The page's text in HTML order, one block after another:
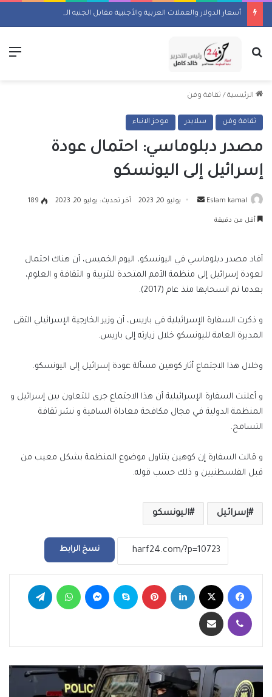
بحث عن
الرئيسية / ثقافة وفن
ثقافة وفن سلايدر موجز الانباء
مصدر دبلوماسي: احتمال عودة
إسرائيل إلى اليونسكو
Eslam kamal
أرسل يوليو 20, 2023 آخر تحديث: يوليو 20, 2023 189
أقل من دقيقة
أفاد مصدر دبلوماسي في اليونسكو، اليوم الخميس، أن هناك احتمال
لعودة إسرائيل إلى منظمة الأمم المتحدة للتربية و الثقافة و العلوم،
بعدما تم انسحابها منذ عام (2017).
و ذكرت السفارة الإسرائيلية في باريس، أن وزير الخارجية الإسرائيلي التقى
المديرة العامة لليونسكو خلال زيارته إلى باريس.
وخلال هذا الاجتماع أثار كوهين مسألة عودة إسرائيل إلى اليونسكو.
و أعلنت السفارة الإسرائيلية أن هذا الاجتماع جرى للتعاون بين إسرائيل و
المنظمة الدولية في مجال مكافحة معاداة السامية و نشر ثقافة
التسامح.
و قالت السفارة إن كوهين يتناول موضوع المنظمة بشكل معيب من
قبل الفلسطنيين و ذلك حسب قوله.
إسرائيل اليونسكو
نسخ الرابط
فيسبوك لينكدإن بينتيريست سكايب ماسنجر واتساب
ڤايبر مشاركة عبر البريد